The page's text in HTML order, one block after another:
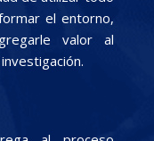
el entorno,
valor al